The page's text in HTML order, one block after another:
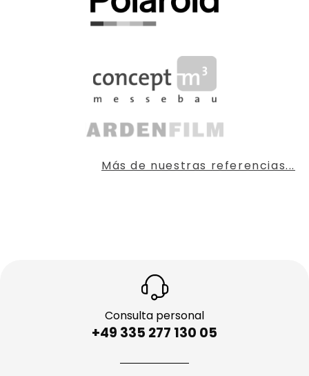
Más de nuestras referencias...
Consulta personal
+49 335 277 130 05